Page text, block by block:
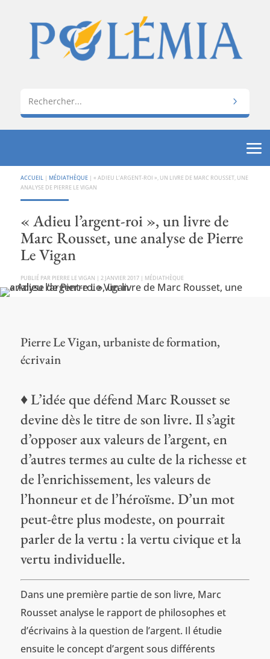
ACCUEIL | MÉDIATHÈQUE| « ADIEU L’ARGENT-ROI », UN LIVRE DE MARC ROUSSET, UNE
ANALYSE DE PIERRE LE VIGAN
« Adieu l’argent-roi », un livre de
Marc Rousset, une analyse de Pierre
Le Vigan
PAR PIERRE LE VIGAN | 2 JANVIER 2017| MÉDIATHÈQUE
Pierre Le Vigan, urbaniste de formation,
écrivain
♦ L’idée que défend Marc Rousset se
devine dès le titre de son livre. Il s’agit
d’opposer aux valeurs de l’argent, en
d’autres termes au culte de la richesse et
de l’enrichissement, les valeurs de
l’honneur et de l’héroïsme. D’un mot
peut-être plus modeste, on pourrait
parler de la vertu : la vertu civique et la
vertu individuelle.
Dans une première partie de son livre, Marc
Rousset analyse le rapport de philosophes et
d’écrivains à la question de l’argent. Il étudie
ensuite le concept d’argent sous différents